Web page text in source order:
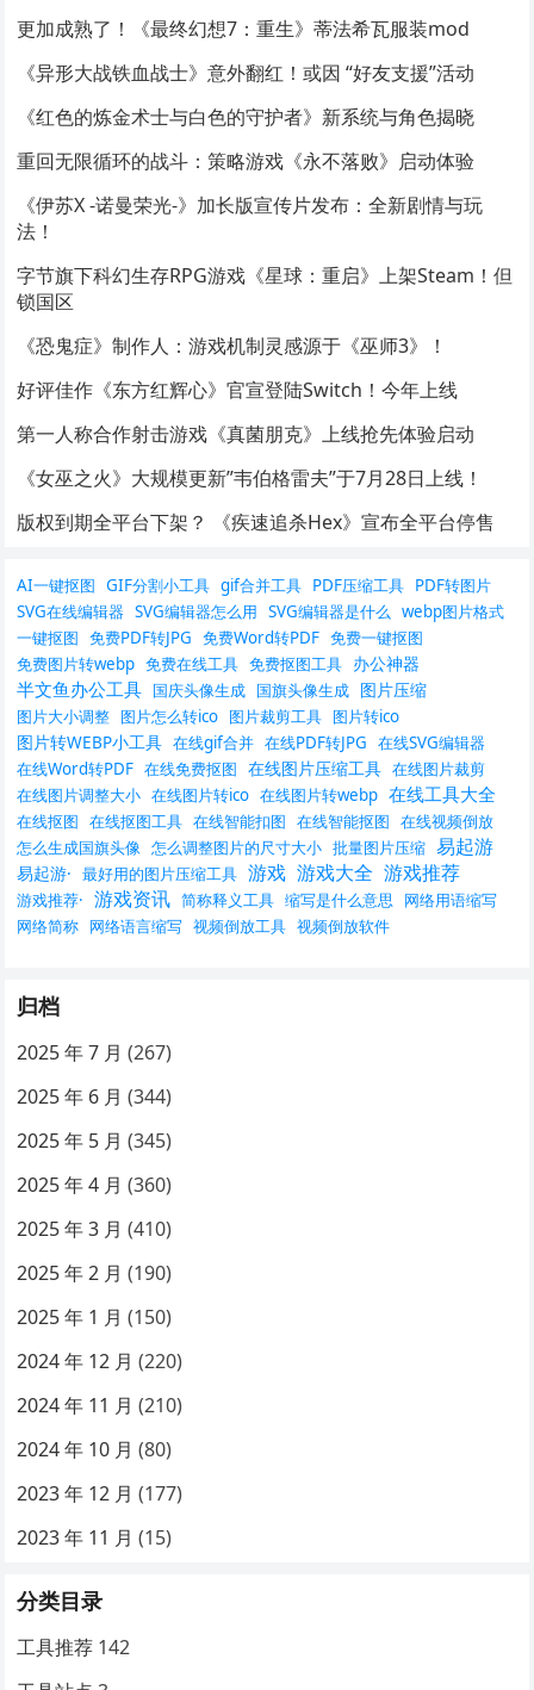
更加成熟了！《最终幻想7：重生》蒂法希瓦服装mod
《异形大战铁血战士》意外翻红！或因 “好友支援”活动
《红色的炼金术士与白色的守护者》新系统与角色揭晓
重回无限循环的战斗：策略游戏《永不落败》启动体验
《伊苏X -诺曼荣光-》加长版宣传片发布：全新剧情与玩
法！
字节旗下科幻生存RPG游戏《星球：重启》上架Steam！但
锁国区
《恐鬼症》制作人：游戏机制灵感源于《巫师3》！
好评佳作《东方红辉心》官宣登陆Switch！今年上线
第一人称合作射击游戏《真菌朋克》上线抢先体验启动
《女巫之火》大规模更新”韦伯格雷夫”于7月28日上线！
版权到期全平台下架？ 《疾速追杀Hex》宣布全平台停售
AI一键抠图 GIF分割小工具 gif合并工具 PDF压缩工具 PDF转图片
SVG在线编辑器 SVG编辑器怎么用 SVG编辑器是什么 webp图片格式
一键抠图 免费PDF转JPG 免费Word转PDF 免费一键抠图
免费图片转webp 免费在线工具 免费抠图工具 办公神器
半文鱼办公工具 国庆头像生成 国旗头像生成 图片压缩
图片大小调整 图片怎么转ico 图片裁剪工具 图片转ico
图片转WEBP小工具 在线gif合并 在线PDF转JPG 在线SVG编辑器
在线Word转PDF 在线免费抠图 在线图片压缩工具 在线图片裁剪
在线图片调整大小 在线图片转ico 在线图片转webp 在线工具大全
在线抠图 在线抠图工具 在线智能扣图 在线智能抠图 在线视频倒放
怎么生成国旗头像 怎么调整图片的尺寸大小 批量图片压缩 易起游
易起游· 最好用的图片压缩工具 游戏 游戏大全 游戏推荐
游戏推荐· 游戏资讯 简称释义工具 缩写是什么意思
网络用语缩写
网络简称 网络语言缩写 视频倒放工具 视频倒放软件
归档
2025 年 7 月 (267)
2025 年 6 月 (344)
2025 年 5 月 (345)
2025 年 4 月 (360)
2025 年 3 月 (410)
2025 年 2 月 (190)
2025 年 1 月 (150)
2024 年 12 月 (220)
2024 年 11 月 (210)
2024 年 10 月 (80)
2023 年 12 月 (177)
2023 年 11 月 (15)
分类目录
工具推荐 142